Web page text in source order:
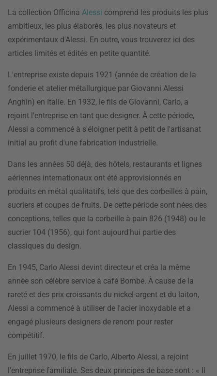
La collection Officina Alessi comprend les produits les plus
ambitieux, les plus élaborés, les plus novateurs et
expérimentaux d'Alessi. En outre, vous trouverez ici des
articles limités et édités en petite quantité.
L'entreprise existe depuis 1921 (année de création de la
fonderie et atelier métallurgique par Giovanni Alessi
Anghin) en Italie. En 1932, le fils de Giovanni, Carlo, a
rejoint l'entreprise en tant que designer. À cette période,
Alessi a commencé à s'éloigner petit à petit de l'artisanat
initial au profit d'une fabrication industrielle.
Dans les années 50 déjà, des hôtels, restaurants et lignes
aériennes internationaux ont été approvisionnés en
produits en métal qualitatifs, tels que des corbeilles à pain,
sucriers et coupes de fruits. De cette période sont nées des
conceptions, telles que la corbeille à pain 826 (1948) ou le
sucrier 104 (1956), qui font aujourd'hui partie des
classiques du design.
En 1945, Carlo Alessi devint directeur et créa la même
année son célèbre service à café Bombé. À cause de la
rareté et des prix croissants du nickel-argent et du laiton,
Alessi a commencé à utiliser de l'acier inoxydable et a
engagé plusieurs designers de renom pour rester
compétitif.
En juillet 1970, le fils de Carlo, Alberto Alessi, a rejoint
l'entreprise familiale. Ses deux principes de base sont : « Il